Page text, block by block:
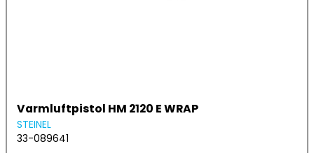
Varmluftpistol HM 2120 E WRAP
STEINEL
33-089641